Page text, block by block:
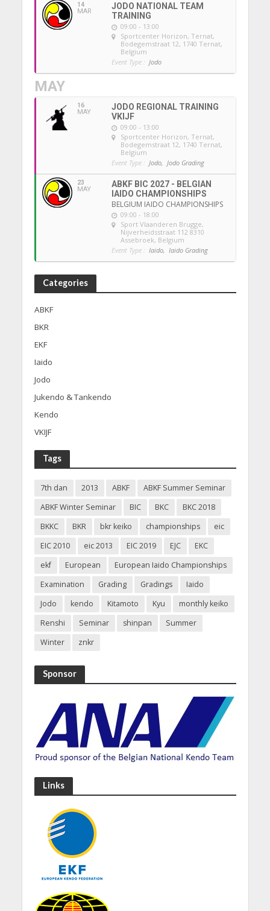
14
MAR
JODO NATIONAL TEAM
TRAINING
09:00 - 13:00
Sportcenter Horizon, Ternat,
Bodegemstraat 12, 1740 Ternat,
Belgium
Event Type : Jodo
MAY
16
MAY
JODO REGIONAL TRAINING
VKIJF
09:00 - 13:00
Sportcenter Horizon, Ternat,
Bodegemstraat 12, 1740 Ternat,
Belgium
Event Type : Jodo, Jodo Grading
23
MAY
ABKF BIC 2027 - BELGIAN
IAIDO CHAMPIONSHIPS
BELGIUM IAIDO CHAMPIONSHIPS
09:00 - 18:00
Sport Vlaanderen Brugge,
Nijverheidsstraat 112 8310
Assebroek, Belgium
Event Type : Iaido, Iaido Grading
Categories
ABKF
BKR
EKF
Iaido
Jodo
Jukendo & Tankendo
Kendo
VKIJF
Tags
7th dan 2013 ABKF
ABKF Summer Seminar
ABKF Winter Seminar
BIC BKC
BKC 2018
BKKC
BKR bkr keiko championships
eic
EIC 2010
eic 2013 EIC 2019 EJC
EKC
ekf
European
European Iaido Championships
Examination
Grading Gradings
Iaido
Jodo
kendo Kitamoto Kyu
monthly keiko
Renshi
Seminar shinpan
Summer
Winter
znkr
Sponsor
Links